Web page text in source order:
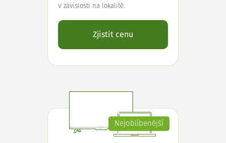
V závislosti na lokalitě.
Zjistit cenu
Nejoblíbenější